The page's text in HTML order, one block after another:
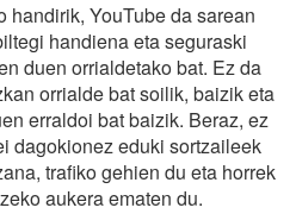
handirik, YouTube da sarean
handiena eta seguraski
duen orrialdetako bat. Ez da
orrialde bat soilik, baizik eta
erraldoi bat baizik. Beraz, ez
dagokionez eduki sortzaileek
trafiko gehien du eta horrek
aukera ematen du.